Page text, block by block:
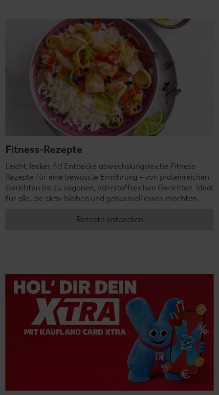
Fitness-Rezepte
Leicht, lecker, fit! Entdecke abwechslungsreiche Fitness-
Rezepte für eine bewusste Ernährung – von proteinreichen
Gerichten bis zu veganen, nährstoffreichen Gerichten. Ideal
für alle, die aktiv bleiben und genussvoll essen möchten.
Rezepte entdecken